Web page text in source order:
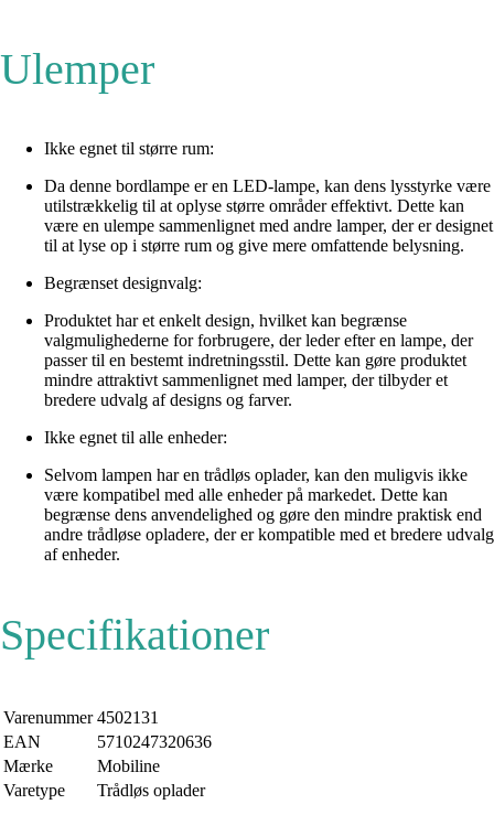
Ulemper
Ikke egnet til større rum:
Da denne bordlampe er en LED-lampe, kan dens lysstyrke være
utilstrækkelig til at oplyse større områder effektivt. Dette kan
være en ulempe sammenlignet med andre lamper, der er designet
til at lyse op i større rum og give mere omfattende belysning.
Begrænset designvalg:
Produktet har et enkelt design, hvilket kan begrænse
valgmulighederne for forbrugere, der leder efter en lampe, der
passer til en bestemt indretningsstil. Dette kan gøre produktet
mindre attraktivt sammenlignet med lamper, der tilbyder et
bredere udvalg af designs og farver.
Ikke egnet til alle enheder:
Selvom lampen har en trådløs oplader, kan den muligvis ikke
være kompatibel med alle enheder på markedet. Dette kan
begrænse dens anvendelighed og gøre den mindre praktisk end
andre trådløse opladere, der er kompatible med et bredere udvalg
af enheder.
Specifikationer
Varenummer 4502131
EAN
5710247320636
Mærke
Mobiline
Varetype
Trådløs oplader